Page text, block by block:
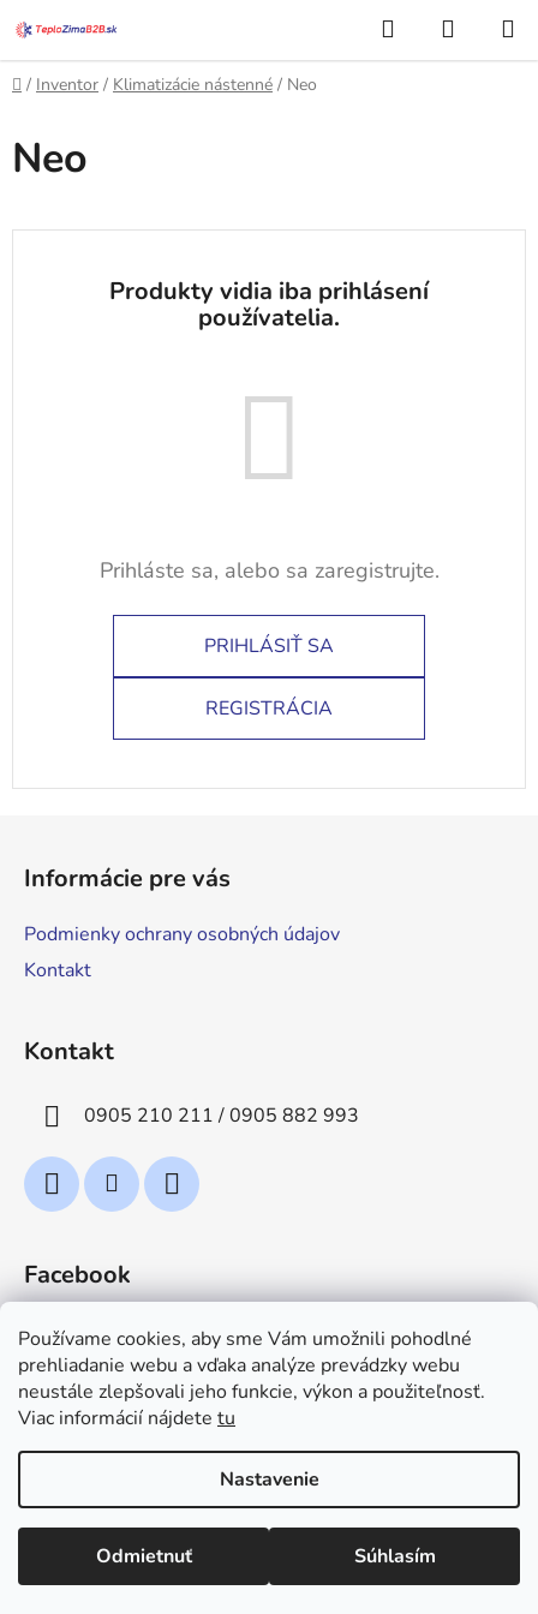
Používame cookies, aby sme Vám umožnili pohodlné
prehliadanie webu a vďaka analýze prevádzky webu
neustále zlepšovali jeho funkcie, výkon a použiteľnosť.
Viac informácií nájdete tu
Nastavenie
Odmietnuť Súhlasím
na
obsah
Hľadať
KOŠÍK
Domov
/ Inventor / Klimatizácie nástenné / Neo
Neo
PRIHLÁSIŤ SA
REGISTRÁCIA
Informácie pre vás
Podmienky ochrany osobných údajov
Kontakt
Kontakt
0905 210 211 / 0905 882 993
Facebook
TeploZima.sk
Vytvoril Shoptet
Copyright 2026
. Všetky práva
vyhradené.Upraviť nastavenie cookies